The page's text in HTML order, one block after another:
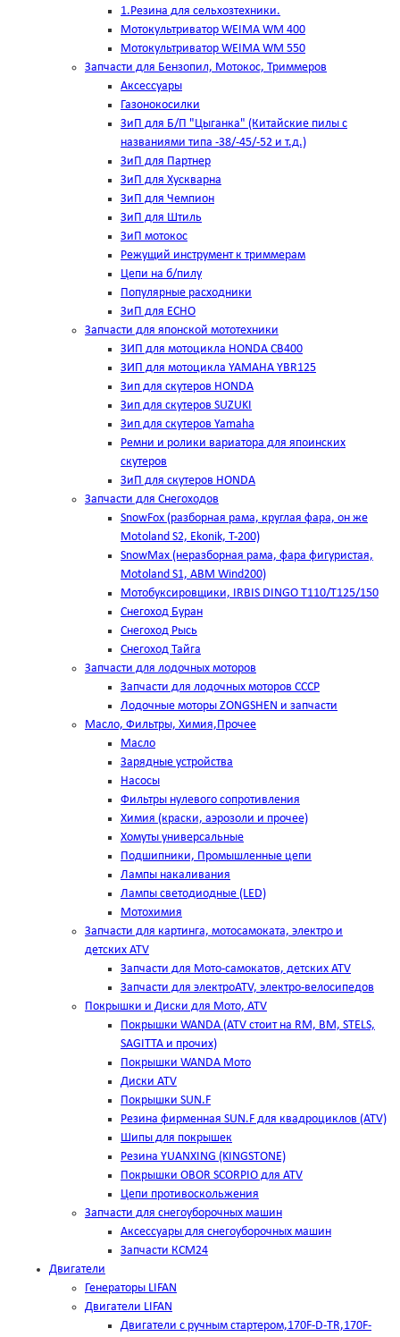
1.Резина для сельхозтехники.
Мотокультриватор WEIMA WM 400
Мотокультриватор WEIMA WM 550
Запчасти для Бензопил, Мотокос, Триммеров
Аксессуары
Газонокосилки
ЗиП для Б/П "Цыганка" (Китайские пилы с
названиями типа -38/-45/-52 и т.д.)
ЗиП для Партнер
ЗиП для Хускварна
ЗиП для Чемпион
ЗиП для Штиль
ЗиП мотокос
Режущий инструмент к триммерам
Цепи на б/пилу
Популярные расходники
ЗиП для ЕСНО
Запчасти для японской мототехники
ЗИП для мотоцикла HONDA CB400
ЗИП для мотоцикла YAMAHA YBR125
Зип для скутеров HONDA
Зип для скутеров SUZUKI
Зип для скутеров Yamaha
Ремни и ролики вариатора для япоинских
скутеров
ЗиП для скутеров HONDA
Запчасти для Снегоходов
SnowFox (разборная рама, круглая фара, он же
Motoland S2, Ekonik, T-200)
SnowMax (неразборная рама, фара фигуристая,
Motoland S1, ABM Wind200)
Мотобуксировщики, IRBIS DINGO Т110/Т125/150
Снегоход Буран
Снегоход Рысь
Снегоход Тайга
Запчасти для лодочных моторов
Запчасти для лодочных моторов СССР
Лодочные моторы ZONGSHEN и запчасти
Масло, Фильтры, Химия,Прочее
Масло
Зарядные устройства
Насосы
Фильтры нулевого сопротивления
Химия (краски, аэрозоли и прочее)
Хомуты универсальные
Подшипники, Промышленные цепи
Лампы накаливания
Лампы светодиодные (LED)
Мотохимия
Запчасти для картинга, мотосамоката, электро и
детских ATV
Запчасти для Мото-самокатов, детских ATV
Запчасти для электроATV, электро-велосипедов
Покрышки и Диски для Мото, ATV
Покрышки WANDA (АТV стоит на RM, BM, STELS,
SAGITTA и прочих)
Покрышки WANDA Мото
Диски ATV
Покрышки SUN.F
Резина фирменная SUN.F для квадроциклов (АТV)
Шипы для покрышек
Резина YUANXING (KINGSTONE)
Покрышки OBOR SCORPIO для ATV
Цепи противоскольжения
Запчасти для снегоуборочных машин
Аксессуары для снегоуборочных машин
Запчасти КСМ24
Двигатели
Генераторы LIFAN
Двигатели LIFAN
Двигатели с ручным стартером,170F-D-TR,170F-